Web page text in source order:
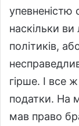
упевненістю
наскільки
політиків,
гірше. І все
податки. На
мав право